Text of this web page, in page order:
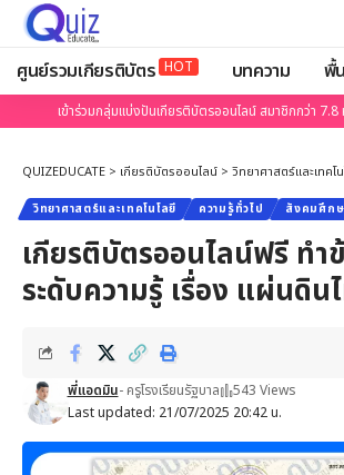
ศูนย์รวมเกียรติบัตร HOT บทความ พื้
เข้าร่วมกลุ่มแบ่งปันเกียรติบัตรออนไลน์ สมาชิกกว่า
QUIZEDUCATE > เกียรติบัตรออนไลน์ > วิทยาศาสตร์และเทคโ
วิทยาศาสตร์และเทคโนโลยี ความรู้ทั่วไป สังคมศึกษ
เกียรติบัตรออนไลน์ฟรี ทำ
ระดับความรู้ เรื่อง แผ่นดิน
Last updated: 21/07/2025 20:42 น.
พี่แอดมิน- ครูโรงเรียนรัฐบาล 543 Views